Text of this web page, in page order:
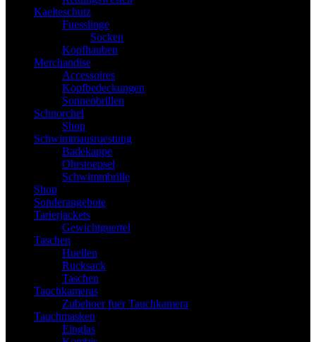
Kaelteschutz
Fuesslinge
Socken
Kopfhauben
Merchandise
Accessoires
Kopfbedeckungen
Sonnenbrillen
Schnorchel
Shop
Schwimmausruestung
Badekappe
Ohrstoepsel
Schwimmbrille
Shop
Sonderangebote
Tarierjackets
Gewichtguertel
Taschen
Huellen
Rucksack
Taschen
Tauchkameras
Zubehoer fuer Tauchkamera
Tauchmasken
Einglas